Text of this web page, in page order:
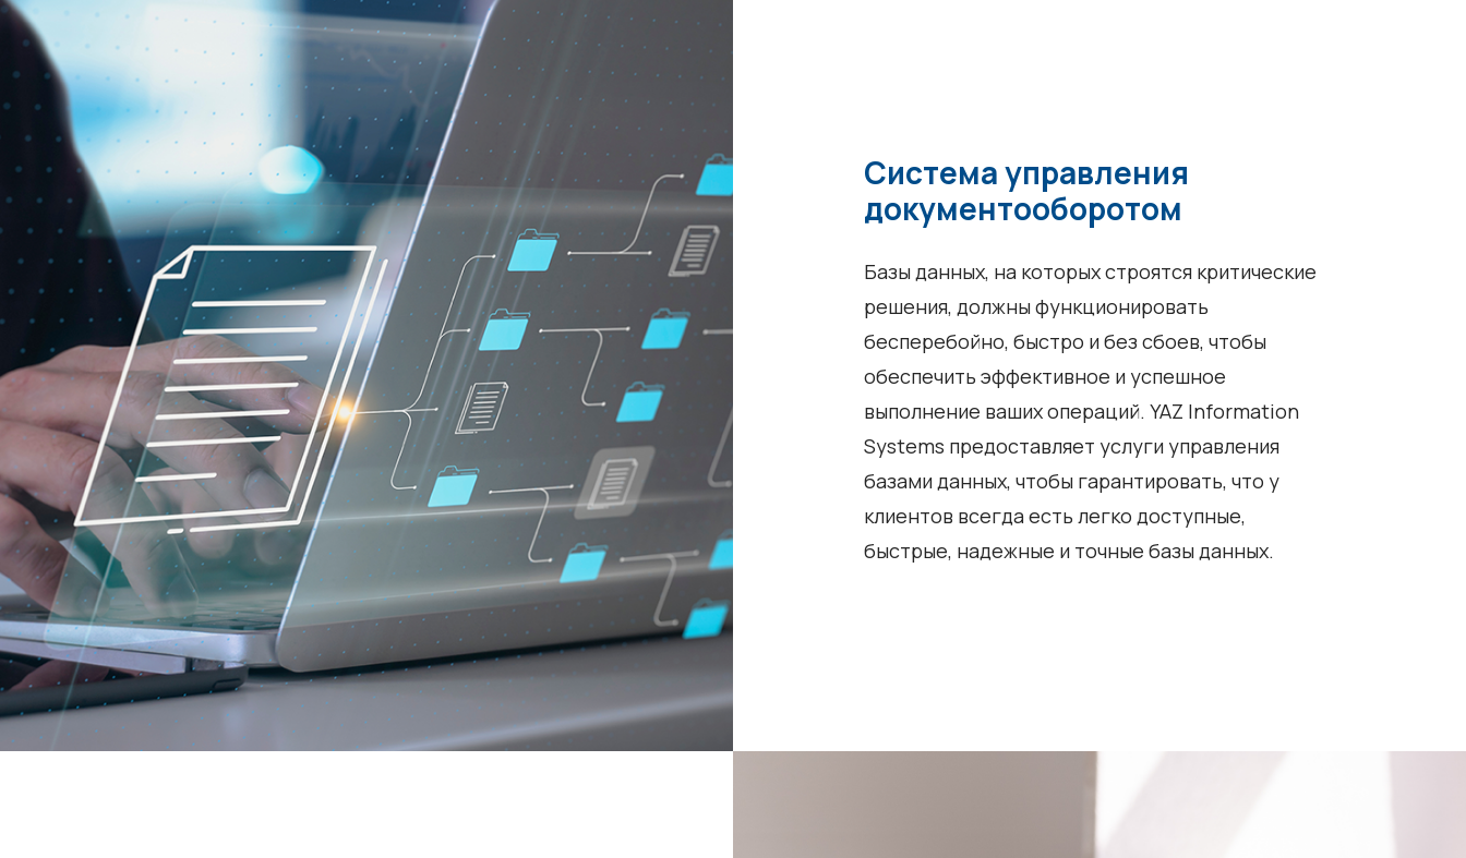
Система управления
документооборотом
Базы данных, на которых строятся критические
решения, должны функционировать
бесперебойно, быстро и без сбоев, чтобы
обеспечить эффективное и успешное
выполнение ваших операций. YAZ Information
Systems предоставляет услуги управления
базами данных, чтобы гарантировать, что у
клиентов всегда есть легко доступные,
быстрые, надежные и точные базы данных.